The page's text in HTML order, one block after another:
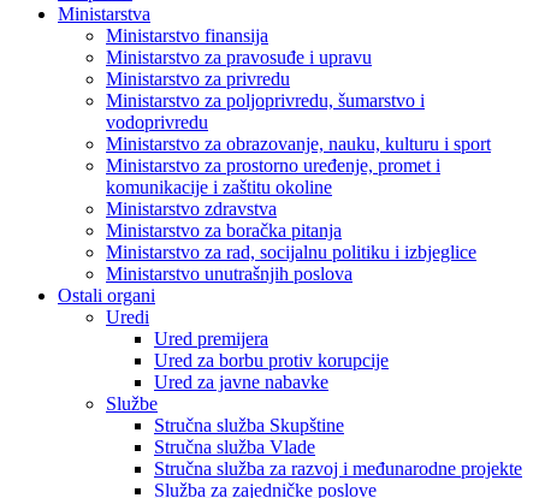
Ministarstva
Ministarstvo finansija
Ministarstvo za pravosuđe i upravu
Ministarstvo za privredu
Ministarstvo za poljoprivredu, šumarstvo i
vodoprivredu
Ministarstvo za obrazovanje, nauku, kulturu i sport
Ministarstvo za prostorno uređenje, promet i
komunikacije i zaštitu okoline
Ministarstvo zdravstva
Ministarstvo za boračka pitanja
Ministarstvo za rad, socijalnu politiku i izbjeglice
Ministarstvo unutrašnjih poslova
Ostali organi
Uredi
Ured premijera
Ured za borbu protiv korupcije
Ured za javne nabavke
Službe
Stručna služba Skupštine
Stručna služba Vlade
Stručna služba za razvoj i međunarodne projekte
Služba za zajedničke poslove